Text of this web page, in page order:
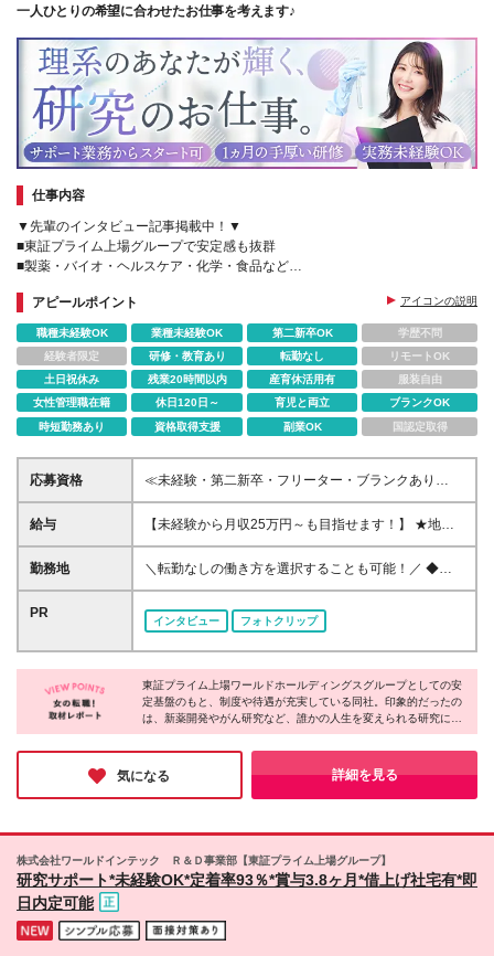
一人ひとりの希望に合わせたお仕事を考えます♪
仕事内容
▼先輩のインタビュー記事掲載中！▼
■東証プライム上場グループで安定感も抜群
■製薬・バイオ・ヘルスケア・化学・食品など
■研修で基礎知識・スキルが身に付く
■借上げ社宅あり
アピールポイント アイコンの説明
職種未経験OK 業種未経験OK 第二新卒OK
学歴不問
経験者限定
研修・教育あり 転勤なし
リモートOK
土日祝休み
残業20時間以内 産育休活用有
服装自由
女性管理職在籍
休日120日～ 育児と両立
ブランクOK
時短勤務あり
資格取得支援 副業OK 国認定取得
応募資格
≪未経験・第二新卒・フリーター・ブランクあり
OK！100％人柄重視の採用です！≫ ■理系分野を専攻
されていた方（専門卒又は大卒以上） ┗生物学、化
す♪】 ◎大学で学んだ知識を実務で活かしたい方 ◎研
究の世界に興味はあるけど、経験がなくて不安…とい
があっても、キャリアを大切にしたい方 ◎ブランク
給与
【未経験から月収25万円～も目指せます！】 ★地域
手当：最大2万円 ★住宅補助：最大6.7万円 ★交通費
全額支給（片道2km以上） ★引越補助等：全額支給
績)＋決算賞与＋各種手当 ※経験・年齢・スキル・適
勤務地
＼転勤なしの働き方を選択することも可能！／ ◆希
望を考慮して決定 ◆住宅補助で生活も安心♪ ◆借り上
げ社宅でペットも飼える◎ 当社がお取引している全
国各地の 大手企業や公的機関での勤務となります。
（北海道・沖縄県を除く） ■大阪営業所 大阪府大阪市
西区北堀江2-2-18 ワールドホールディングス北堀江
4F ■東京営業所 東京都港区東新橋2-14-1 NBFコモデ
ィオ汐留4F ライフスタイルの変化に合わせて無理な
く働くことができます。 ▼こちらで詳細をご紹介中
▼ https://witc-rd.jp/experienced/ ★積極採用中エリア
東京・神奈川・千葉・埼玉・大阪・京都・滋賀・兵
庫・愛知・三重 ※受動喫煙対策：配属先により異なり
PR
インタビュー フォトクリップ
東証プライム上場ワールドホールディングスグループとしての安
定基盤のもと、制度や待遇が充実している同社。印象的だったの
は、新薬開発やがん研究など、誰かの人生を変えられる研究に携
われること！自分の手がけた仕事が、病気で苦しむ人の助けにな
ったり、未来の医療を支える基盤になったり。そんな大きな社会
貢献を実感できるのが最大の魅力です◎日々の業務が誰かの明日
を創る仕事を始めてみてはいかがですか？
気になる 詳細を見る
株式会社ワールドインテック Ｒ＆Ｄ事業部【東証プライム上場グループ】
研究サポート*未経験OK*定着率93％*賞与3.8ヶ月*借上げ社宅有*即
日内定可能